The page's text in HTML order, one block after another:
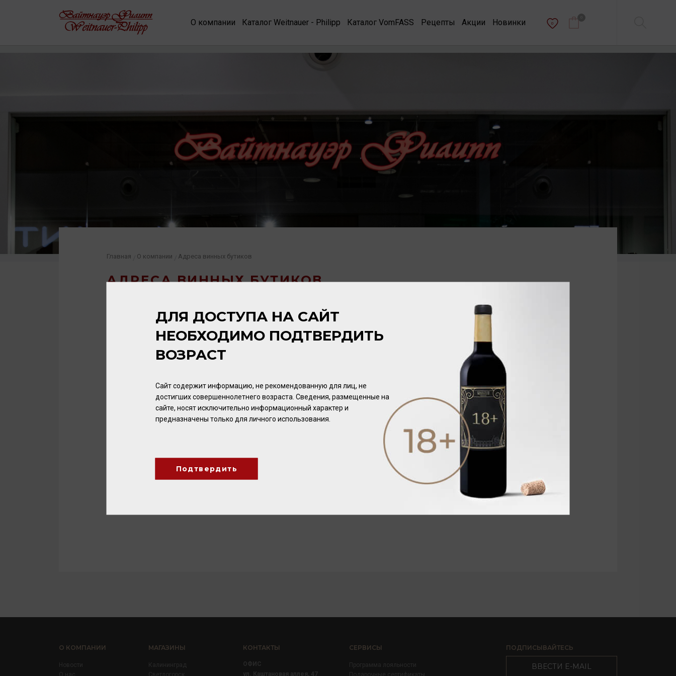
О компании Каталог Weitnauer - Philipp Каталог VomFASS Рецепты Акции Новинки 0
АДРЕСА ВИННЫХ БУТИКОВ
Главная О компании Адреса винных бутиков
ЗЕЛЕНОГРАДСК
О КОМПАНИИ
Новости
О нас
МАГАЗИНЫ
Калининград
Светлогорск
КОНТАКТЫ
ОФИС
ул. Каштановая аллея, 47
СЕРВИСЫ
Программа лояльности
Подарочные сертификаты
ПОДПИСЫВАЙТЕСЬ
ВВЕСТИ E-MAIL
ДЛЯ ДОСТУПА НА САЙТ
НЕОБХОДИМО ПОДТВЕРДИТЬ
ВОЗРАСТ
Сайт содержит информацию, не рекомендованную для лиц, не
достигших совершеннолетнего возраста. Сведения, размещенные на
сайте, носят исключительно информационный характер и
предназначены только для личного использования.
Подтвердить